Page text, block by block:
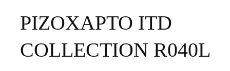
ΡΙΖΟΧΑΡΤΟ ITD
COLLECTION R040L